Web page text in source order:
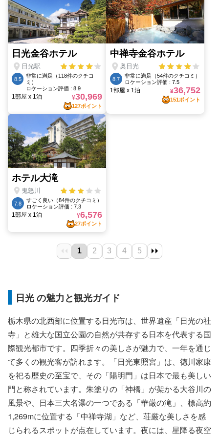
日光 の魅力と観光ガイド
栃木県の北西部に位置する日光市は、世界遺産「日光の社
寺」と雄大な国立公園の自然が共存する日本を代表する国
際観光都市です。四季折々の美しさが魅力で、一年を通じ
て多くの観光客が訪れます。「日光東照宮」は、徳川家康
を祀る歴史の至宝で、その「陽明門」は日本で最も美しい
門と称されています。朱塗りの「神橋」が架かる大谷川の
風景や、日本三大名瀑の一つである「華厳の滝」、標高約
1,269mに位置する「中禅寺湖」など、荘厳な美しさを感
じられるスポットが点在しています。夜には、星降る夜空